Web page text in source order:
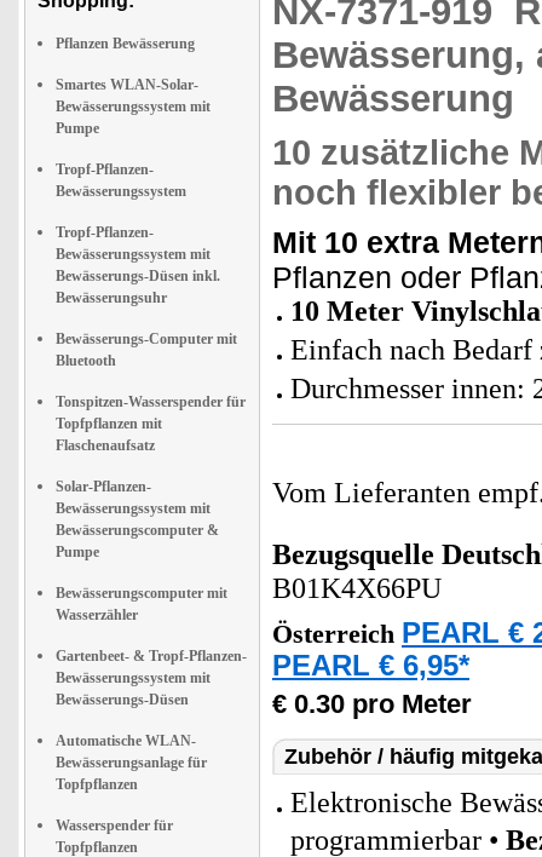
Pflanzen Bewässerung
Smartes WLAN-Solar-
Bewässerungssystem mit
Pumpe
Tropf-Pflanzen-
Bewässerungssystem
Tropf-Pflanzen-
Bewässerungssystem mit
Bewässerungs-Düsen inkl.
Bewässerungsuhr
Bewässerungs-Computer mit
Bluetooth
Tonspitzen-Wasserspender für
Topfpflanzen mit
Flaschenaufsatz
Solar-Pflanzen-
Bewässerungssystem mit
Bewässerungscomputer &
Pumpe
Bewässerungscomputer mit
Wasserzähler
Gartenbeet- & Tropf-Pflanzen-
Bewässerungssystem mit
Bewässerungs-Düsen
Automatische WLAN-
Bewässerungsanlage für
Topfpflanzen
Wasserspender für
Topfpflanzen
NX-7371-919
Bewässerung,
Bewässerung
10 zusätzliche
noch flexibler
Mit 10 extra
Pflanzen oder
10 Meter
Einfach nach Bedarf
Durchmesser innen:
Vom Lieferanten
Bezugsquelle
B01K4X66PU
Österreich PEARL €
PEARL € 6,95*
€ 0.30 pro Meter
Zubehör / häufig
Elektronische
programmierbar •